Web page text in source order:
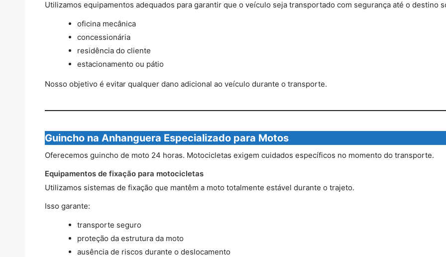
Utilizamos equipamentos adequados para garantir que o veículo seja transportado com segurança até o destino
oficina mecânica
concessionária
residência do cliente
estacionamento ou pátio
Nosso objetivo é evitar qualquer dano adicional ao veículo durante o transporte.
Guincho na Anhanguera Especializado para Motos
Oferecemos guincho de moto 24 horas. Motocicletas exigem cuidados específicos no momento do transporte.
Equipamentos de fixação para motocicletas
Utilizamos sistemas de fixação que mantêm a moto totalmente estável durante o trajeto.
Isso garante:
transporte seguro
proteção da estrutura da moto
ausência de riscos durante o deslocamento